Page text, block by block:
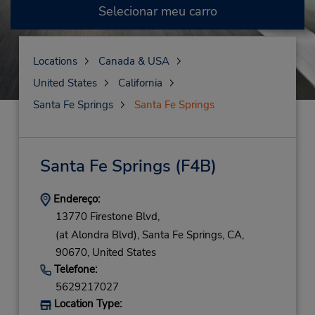
Selecionar meu carro
Locations
Canada & USA
United States
California
Santa Fe Springs
Santa Fe Springs
Santa Fe Springs (F4B)
Endereço:
13770 Firestone Blvd,
(at Alondra Blvd), Santa Fe Springs, CA,
90670, United States
Telefone:
5629217027
Location Type: